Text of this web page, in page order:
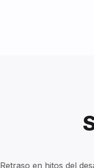
Retraso en hitos del